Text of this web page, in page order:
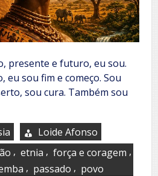
presente e futuro, eu sou.
eu sou fim e começo. Sou
sou cura. Também sou
Loide Afonso
, etnia , força e coragem ,
, passado , povo